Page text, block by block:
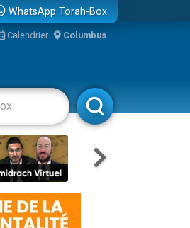
WhatsApp Torah-Box
Calendrier Columbus
Rabbanim